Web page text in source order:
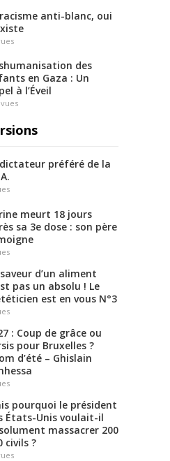
anti-blanc, oui
des
en Gaza : Un
à l’Éveil
vues
préféré de la
meurt 18 jours
sa 3e dose : son père
d’un aliment
pas un absolu ! Le
est en vous N°3
: Coup de grâce ou
pour Bruxelles ?
d’été – Ghislain
pourquoi le président
États-Unis voulait-il
massacrer 200
civils ?